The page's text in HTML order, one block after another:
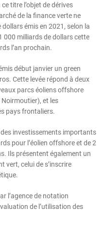
titre l’objet de dérives
de la finance verte ne
émis en 2021, selon la
000 milliards de dollars cette
l’an prochain.
début janvier un green
Cette levée répond à deux
parcs éoliens offshore
Noirmoutier), et les
pays frontaliers.
investissements importants
pour l’éolien offshore et de 2
Ils présentent également un
vert, celui de s’inscrire
l’agence de notation
de l’utilisation des